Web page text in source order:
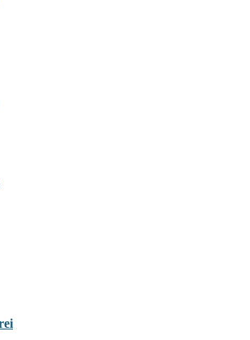
Doll House